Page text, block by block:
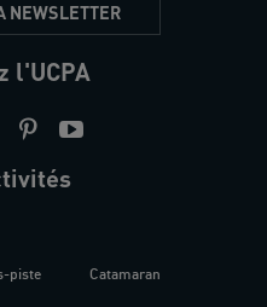
NEWSLETTER
l'UCPA
piste Catamaran